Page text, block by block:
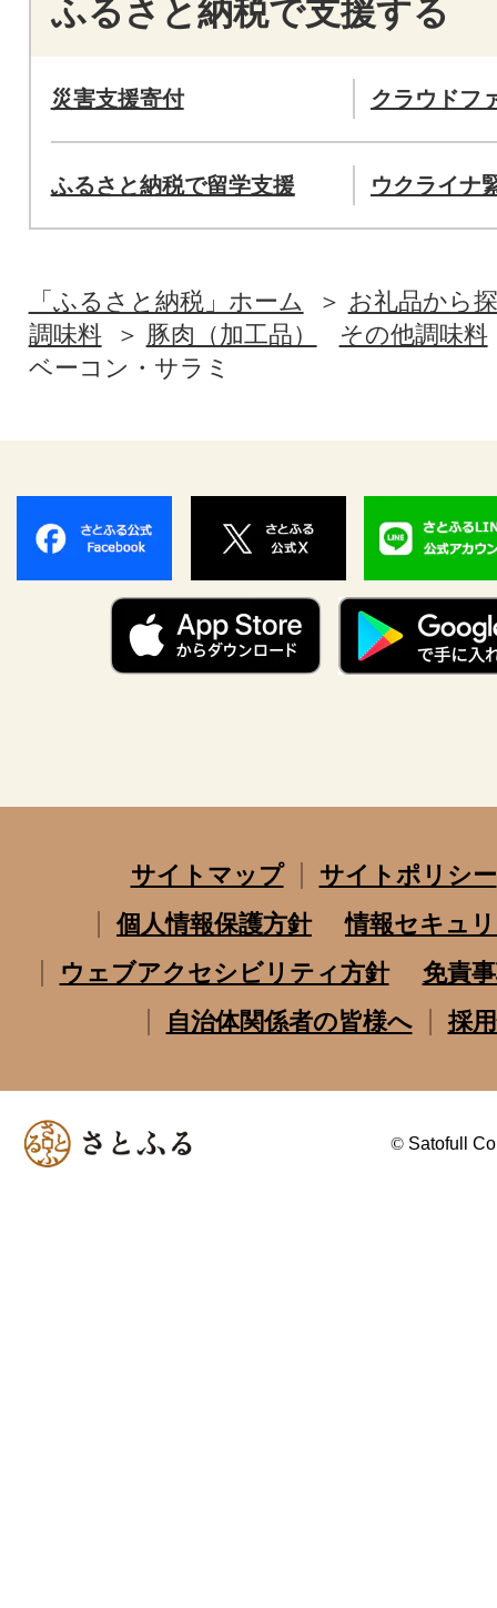
ふるさと納税で支援する
災害支援寄付 クラウドフ
ふるさと納税で留学支援 ウクライナ
「ふるさと納税」ホーム
お礼品から
調味料
豚肉（加工品）
その他調味料
ベーコン・サラミ
サイトマップ
サイトポリシー
個人情報保護方針
情報セキュ
ウェブアクセシビリティ方針
免責
自治体関係者の皆様へ
採
© Satofull